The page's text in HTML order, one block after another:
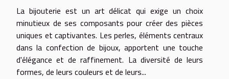
La bijouterie est un art délicat qui exige un choix
minutieux de ses composants pour créer des pièces
uniques et captivantes. Les perles, éléments centraux
dans la confection de bijoux, apportent une touche
d'élégance et de raffinement. La diversité de leurs
formes, de leurs couleurs et de leurs...